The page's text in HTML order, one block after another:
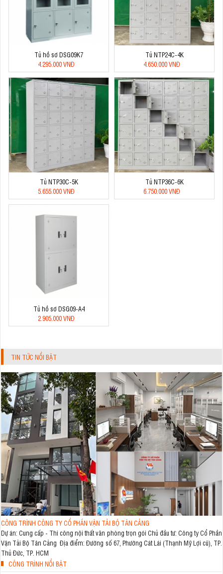
Tủ hồ sơ DSG09K7
4.295.000 VNĐ
Tủ NTP24C-4K
4.650.000 VNĐ
Tủ NTP30C-5K
5.655.000 VNĐ
Tủ NTP36C-6K
6.750.000 VNĐ
Tủ hồ sơ DSG09-A4
2.905.000 VNĐ
TIN TỨC NỔI BẬT
CÔNG TRÌNH CÔNG TY CỔ PHẦN VẬN TẢI BỘ TÂN CẢNG
Dự án: Cung cấp - Thi công nội thất văn phòng trọn gói Chủ đầu tư: Công ty Cổ Phần
Vận Tải Bộ Tân Cảng Địa điểm: Đường số 67, Phường Cát Lái (Thạnh Mỹ Lợi cũ), TP.
Thủ Đức, TP. HCM
CÔNG TRÌNH NỔI BẬT